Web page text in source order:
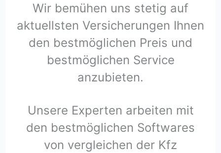
Wir bemühen uns stetig auf
aktuellsten Versicherungen Ihnen
den bestmöglichen Preis und
bestmöglichen Service
anzubieten.
Unsere Experten arbeiten mit
den bestmöglichen Softwares
von vergleichen der Kfz